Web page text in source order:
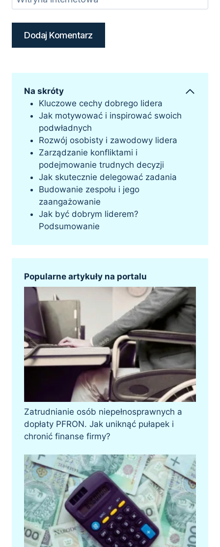
Na skróty
Kluczowe cechy dobrego lidera
Jak motywować i inspirować swoich
podwładnych
Rozwój osobisty i zawodowy lidera
Zarządzanie konfliktami i
podejmowanie trudnych decyzji
Jak skutecznie delegować zadania
Budowanie zespołu i jego
zaangażowanie
Jak być dobrym liderem?
Podsumowanie
Popularne artykuły na portalu
Zatrudnianie osób niepełnosprawnych a
dopłaty PFRON. Jak uniknąć pułapek i
chronić finanse firmy?